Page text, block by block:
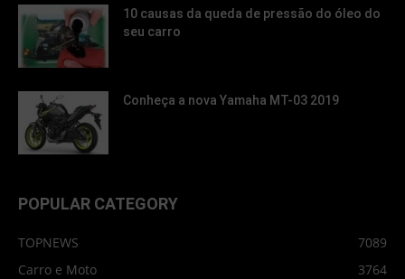
10 causas da queda de pressão do óleo do
seu carro
Conheça a nova Yamaha MT-03 2019
POPULAR CATEGORY
TOPNEWS
7089
Carro e Moto
3764